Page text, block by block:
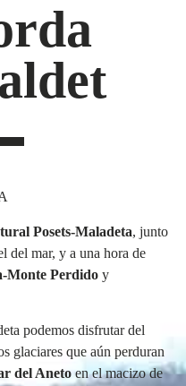
Posets-Maladeta, junto
del mar, y a una hora de
Monte Perdido y
podemos disfrutar del
glaciares que aún perduran
del Anetoen el macizo de